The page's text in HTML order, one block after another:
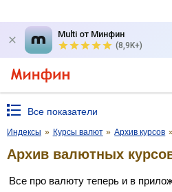
Multi от Минфин
(8,9K+)
Все показатели
Индексы » Курсы валют » Архив курсов
Архив валютных
Все про валюту теперь и в